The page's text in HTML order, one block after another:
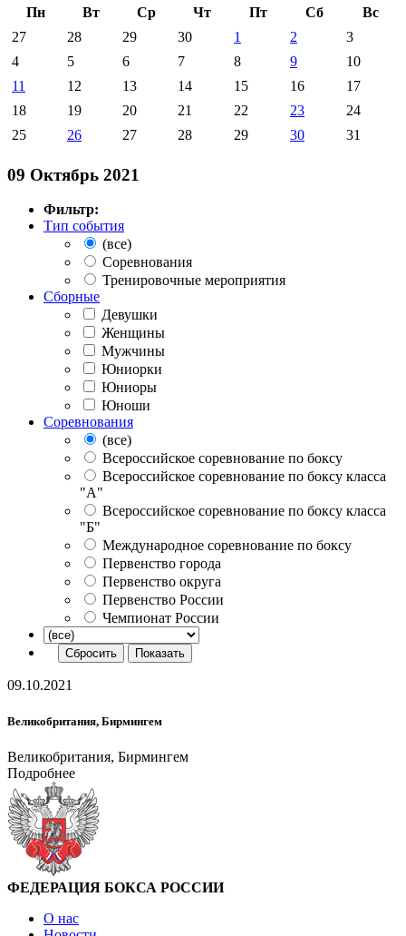
Пн
Вт Ср Чт Пт Сб
Вс
27
28 29 30 1 2
3
4
5 6 7 8 9
10
11
12 13 14 15 16
17
18
19 20 21 22 23
24
25
26 27 28 29 30 31
09 Октябрь 2021
Фильтр:
Тип события
(все)
Соревнования
Тренировочные мероприятия
Сборные
Девушки
Женщины
Мужчины
Юниорки
Юниоры
Юноши
Соревнования
(все)
Всероссийское соревнование по боксу
Всероссийское соревнование по боксу класса
"А"
Всероссийское соревнование по боксу класса
"Б"
Международное соревнование по боксу
Первенство города
Первенство округа
Первенство России
Чемпионат России
09.10.2021
Великобритания, Бирмингем
Великобритания, Бирмингем
Подробнее
ФЕДЕРАЦИЯ БОКСА РОССИИ
О нас